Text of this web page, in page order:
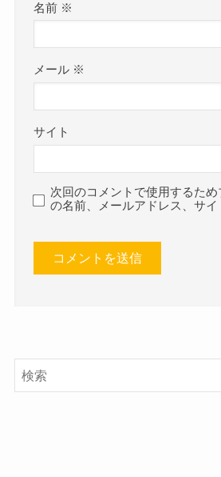
名前 ※
メール ※
サイト
次回のコメントで使用するた
の名前、メールアドレス、サイ